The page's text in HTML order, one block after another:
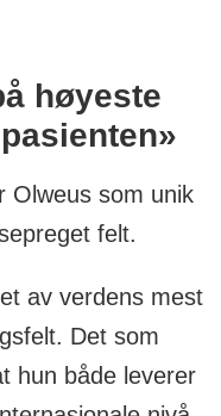
høyeste
Olweus som unik
felt.
av verdens mest
Det som
hun både leverer